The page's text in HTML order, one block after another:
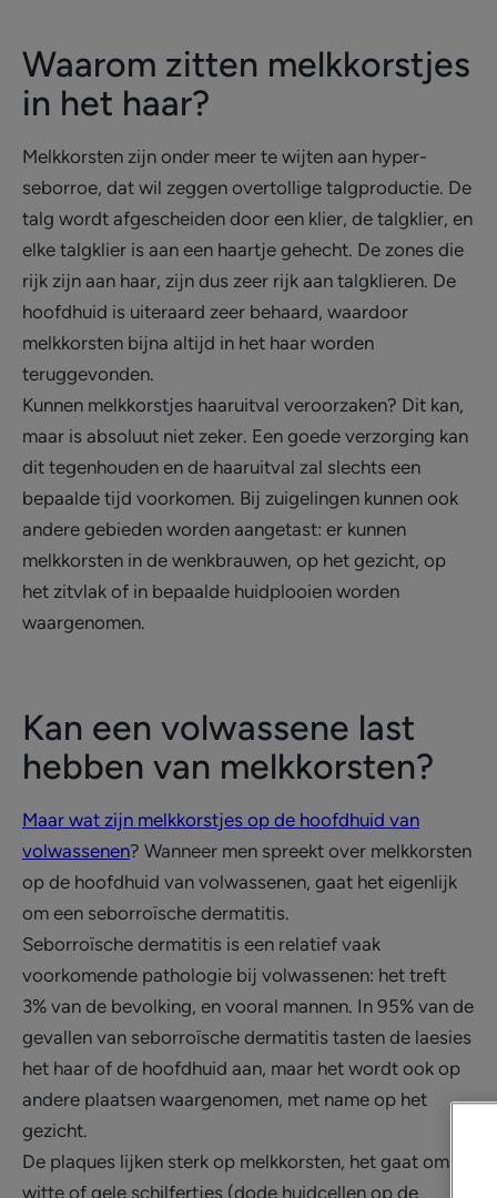
Waarom zitten melkkorstjes
in het haar?
Melkkorsten zijn onder meer te wijten aan hyper-
seborroe, dat wil zeggen overtollige talgproductie. De
talg wordt afgescheiden door een klier, de talgklier, en
elke talgklier is aan een haartje gehecht. De zones die
rijk zijn aan haar, zijn dus zeer rijk aan talgklieren. De
hoofdhuid is uiteraard zeer behaard, waardoor
melkkorsten bijna altijd in het haar worden
teruggevonden.
Kunnen melkkorstjes haaruitval veroorzaken? Dit kan,
maar is absoluut niet zeker. Een goede verzorging kan
dit tegenhouden en de haaruitval zal slechts een
bepaalde tijd voorkomen. Bij zuigelingen kunnen ook
andere gebieden worden aangetast: er kunnen
melkkorsten in de wenkbrauwen, op het gezicht, op
het zitvlak of in bepaalde huidplooien worden
waargenomen.
Kan een volwassene last
hebben van melkkorsten?
Maar wat zijn melkkorstjes op de hoofdhuid van
volwassenen? Wanneer men spreekt over melkkorsten
op de hoofdhuid van volwassenen, gaat het eigenlijk
om een seborroïsche dermatitis.
Seborroïsche dermatitis is een relatief vaak
voorkomende pathologie bij volwassenen: het treft
3% van de bevolking, en vooral mannen. In 95% van de
gevallen van seborroïsche dermatitis tasten de laesies
het haar of de hoofdhuid aan, maar het wordt ook op
andere plaatsen waargenomen, met name op het
gezicht.
De plaques lijken sterk op melkkorsten, het gaat om
witte of gele schilfertjes (dode huidcellen op de